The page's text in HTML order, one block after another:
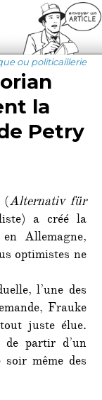
ou politicaillerie
la
Petry
(Alternativ für
a créé la
Allemagne,
optimistes ne
l’une des
Frauke
juste élue.
partir d’un
même des